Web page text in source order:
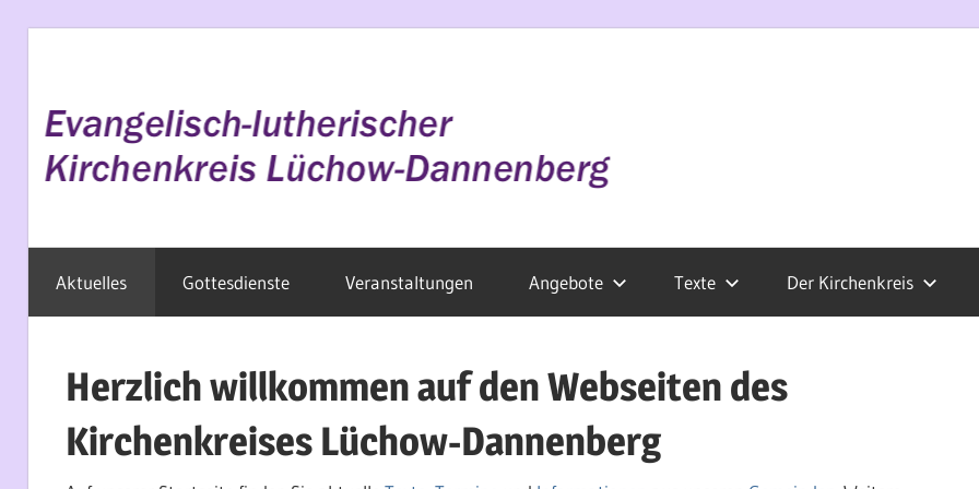
springen
Wendland
Aktuelles Gottesdienste Veranstaltungen Angebote Texte Der Kirchenkreis
Herzlich willkommen auf den Webseiten des
Kirchenkreises Lüchow-Dannenberg